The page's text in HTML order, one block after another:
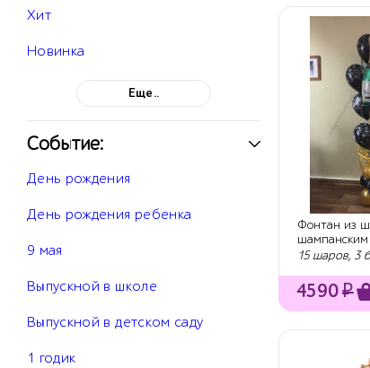
Хит
Новинка
Еще..
Событие:
День рождения
День рождения ребенка
9 мая
Выпускной в школе
Выпускной в детском саду
1 годик
Фонтан из
шампанским
15 шаров, 3
4590₽